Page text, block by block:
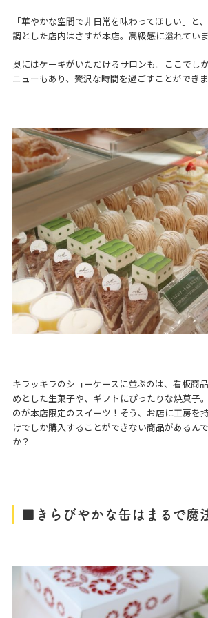
「華やかな空間で非日常を味わってほしい」と
調とした店内はさすが本店。高級感に溢れていま
奥にはケーキがいただけるサロンも。ここでし
ニューもあり、贅沢な時間を過ごすことができま
キラッキラのショーケースに並ぶのは、看板商
めとした生菓子や、ギフトにぴったりな焼菓子
のが本店限定のスイーツ！そう、お店に工房を
けでしか購入することができない商品があるん
か？
■きらびやかな缶はまるで魔